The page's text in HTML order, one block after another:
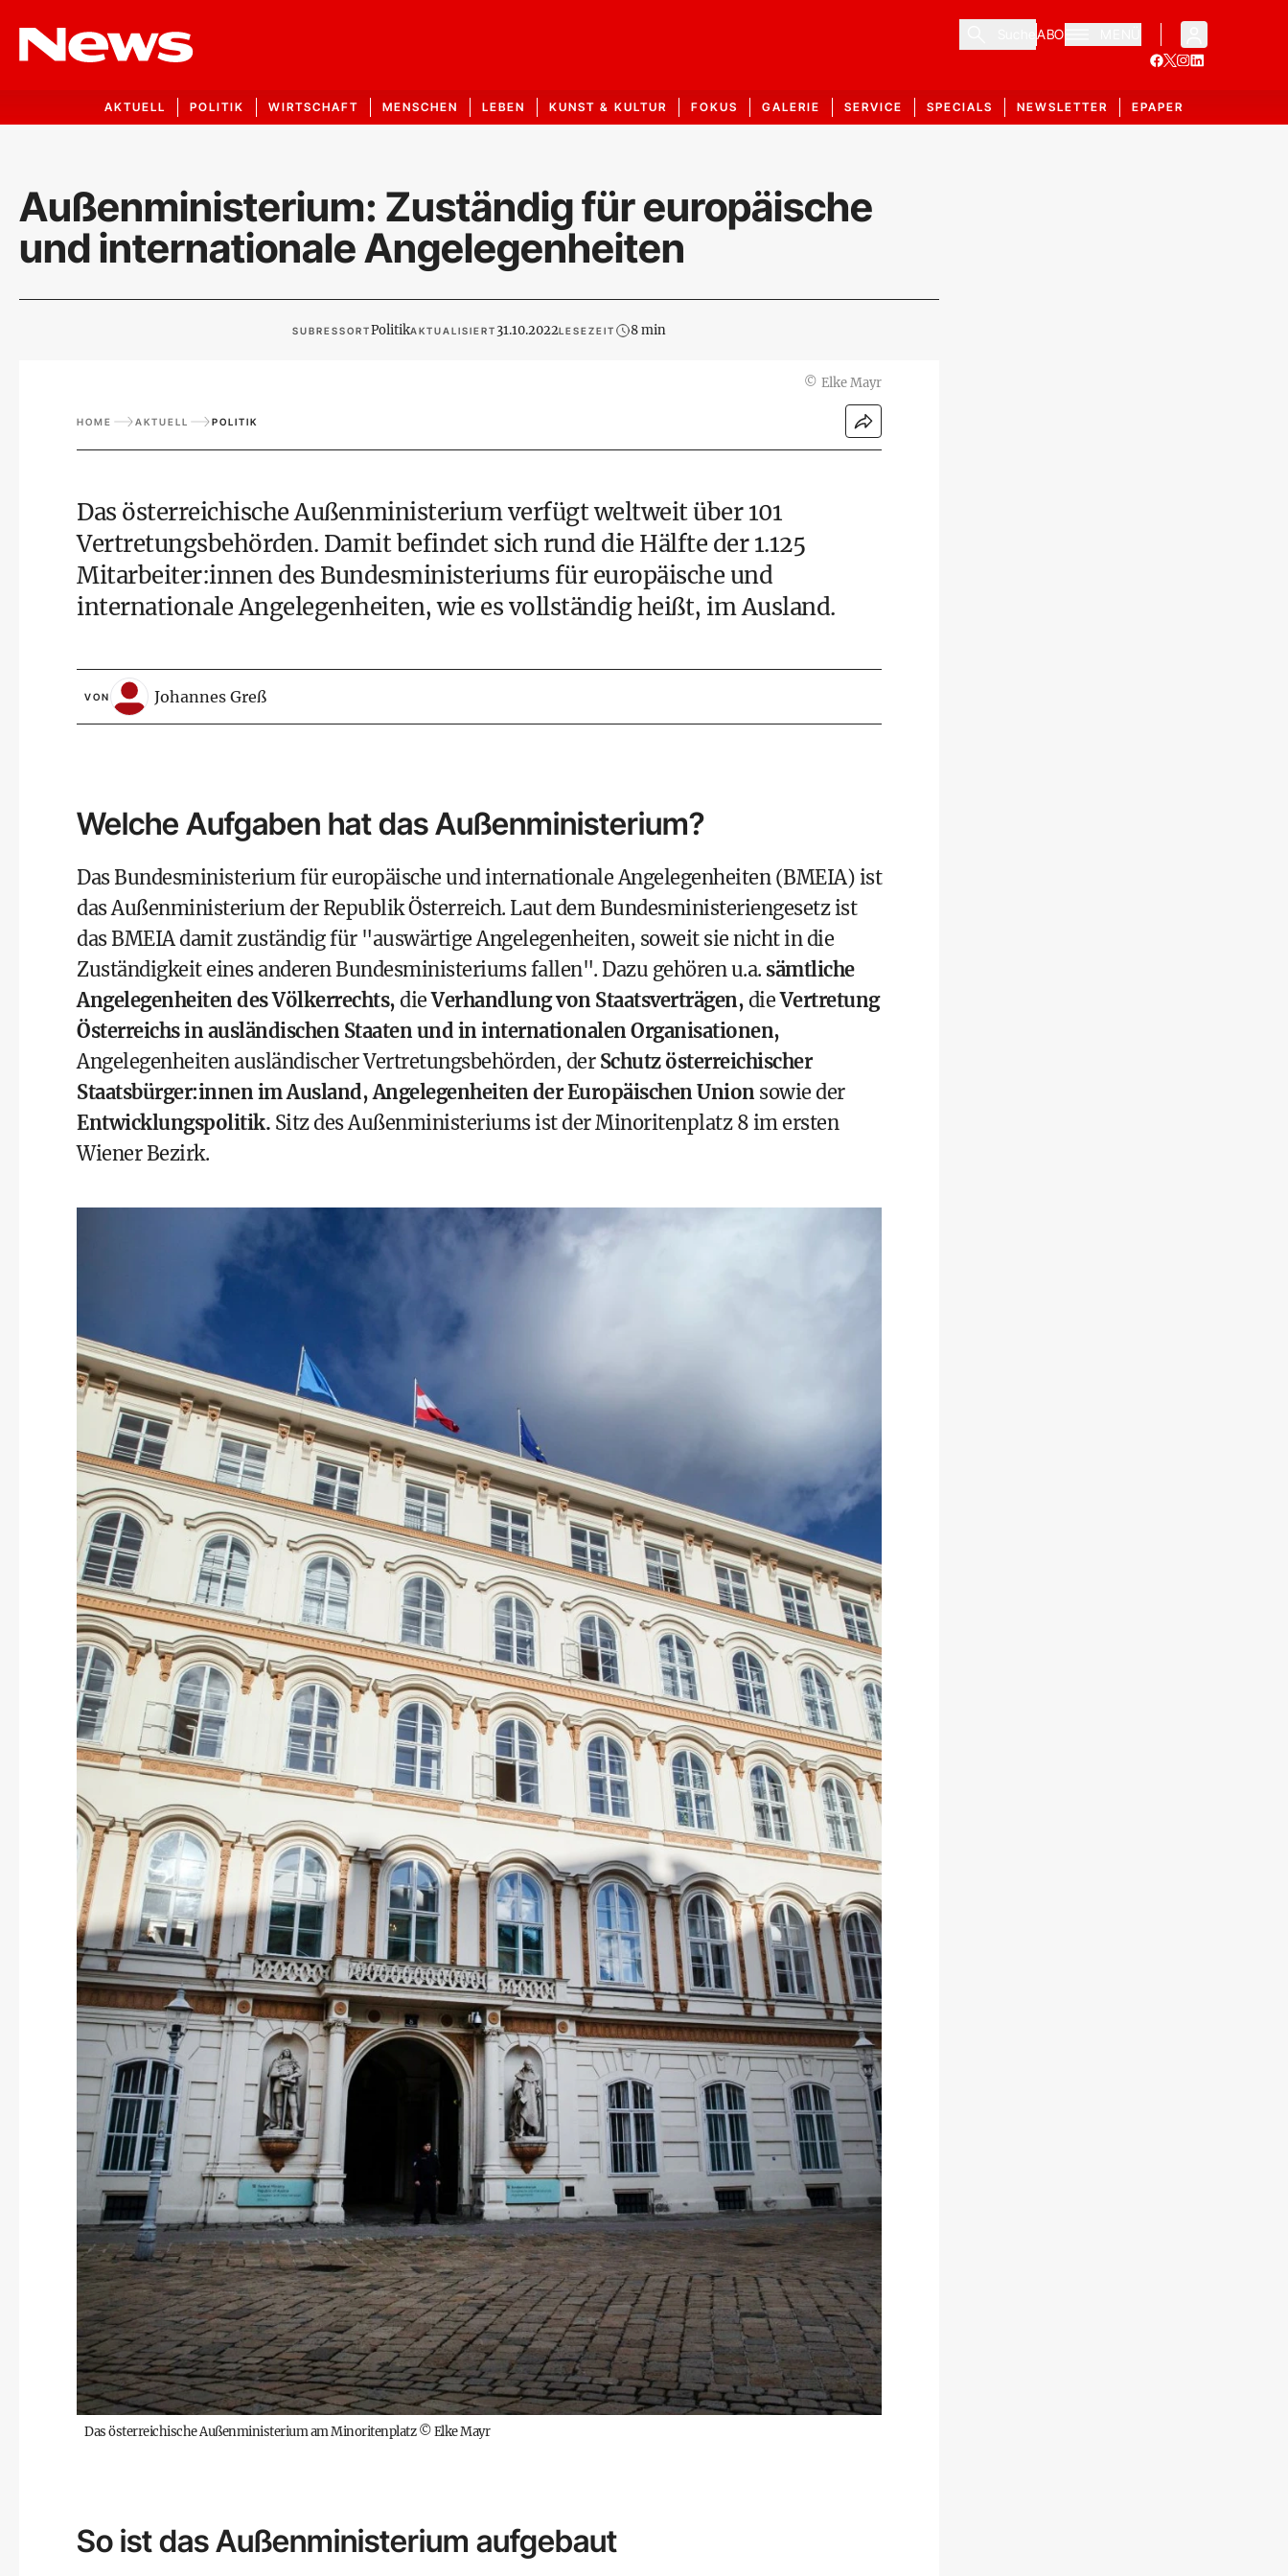
ABO
AKTUELL POLITIK WIRTSCHAFT MENSCHEN LEBEN KUNST & KULTUR FOKUS GALERIE SERVICE SPECIALS NEWSLETTER EPAPER
Außenministerium: Zuständig für europäische
und internationale Angelegenheiten
SUBRESSORTPolitikAKTUALISIERT 31.10.2022LESEZEIT 8 min
© Elke Mayr
HOME AKTUELL POLITIK
Das österreichische Außenministerium verfügt weltweit über 101
Vertretungsbehörden. Damit befindet sich rund die Hälfte der 1.125
Mitarbeiter:innen des Bundesministeriums für europäische und
internationale Angelegenheiten, wie es vollständig heißt, im Ausland.
VON Johannes Greß
Welche Aufgaben hat das Außenministerium?
Das Bundesministerium für europäische und internationale Angelegenheiten (BMEIA) ist
das Außenministerium der Republik Österreich. Laut dem Bundesministeriengesetz ist
das BMEIA damit zuständig für "auswärtige Angelegenheiten, soweit sie nicht in die
Zuständigkeit eines anderen Bundesministeriums fallen". Dazu gehören u.a. sämtliche
Angelegenheiten des Völkerrechts, dieVerhandlung von Staatsverträgen, dieVertretung
Österreichs in ausländischen Staaten und in internationalen Organisationen,
Angelegenheiten ausländischer Vertretungsbehörden, der Schutz österreichischer
Staatsbürger:innen im Ausland, Angelegenheiten der Europäischen Union sowie der
Entwicklungspolitik. Sitz des Außenministeriums ist der Minoritenplatz 8 im ersten
Wiener Bezirk.
Das österreichische Außenministerium am Minoritenplatz©Elke Mayr
So ist das Außenministerium aufgebaut